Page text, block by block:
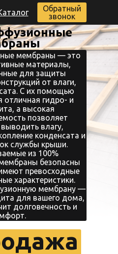
Обратный
звонок
мембраны — это
материалы,
для защиты
от влаги,
С их помощью
отличная гидро- и
а высокая
позволяет
влагу,
конденсата и
службы крыши.
из 100%
безопасны
превосходные
характеристики.
мембрану —
для вашего дома,
долговечность и